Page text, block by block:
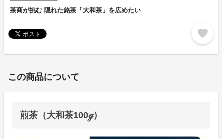
茶商が挑む 隠れた銘茶「大和茶」を広めたい
favorite
この商品について
煎茶（大和茶100ℊ）